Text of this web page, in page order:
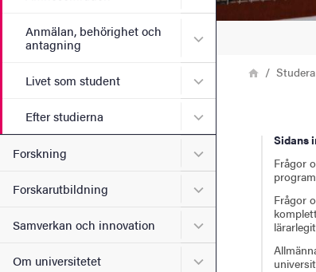
Anmälan, behörighet och
antagning
Undermeny för
Livet som student Undermeny för
Efter studierna Undermeny för Efter
Forskning Undermeny för
Forskarutbildning Undermeny för
Samverkan och innovation Undermeny för
Om universitetet Undermeny för Om
LänkstigHem
Sidans
Frågor
program
Frågor